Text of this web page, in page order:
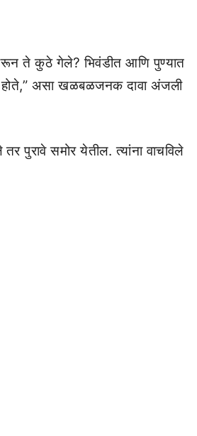
ते कुठे गेले? भिवंडीत आणि पुण्यात
असा खळबळजनक दावा अंजली
पुरावे समोर येतील. त्यांना वाचविले